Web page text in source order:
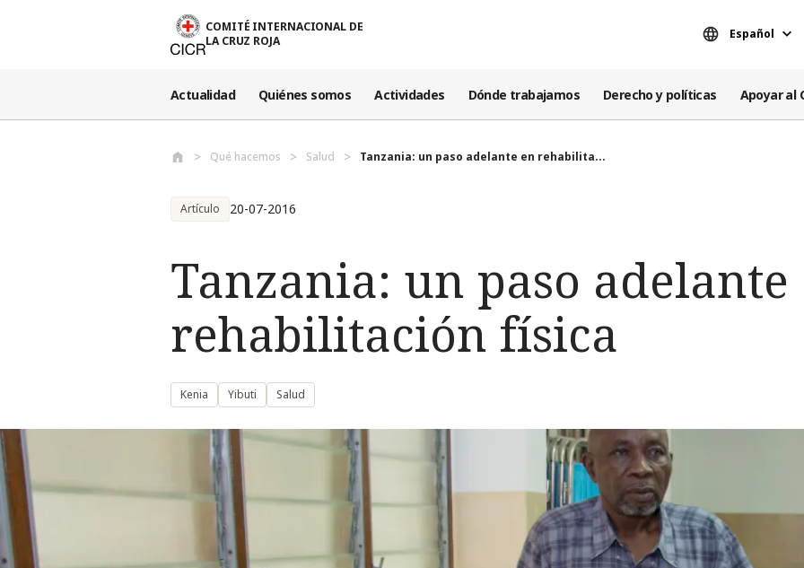
COMITÉ INTERNACIONAL DE
LA CRUZ ROJA
Español
Actualidad Quiénes somos Actividades Dónde trabajamos Derecho y políticas Apoyar al
Qué hacemos Salud Tanzania: un paso adelante en rehabilita...
Artículo 20-07-2016
Tanzania: un paso adelante
rehabilitación física
Kenia Yibuti Salud